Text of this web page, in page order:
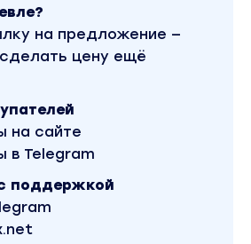
в группе:
группа в телеграме
Каждую неделю новая
Общение в группе,
тесты. Занимаетесь в
странице товара «Кирилл
реальности».
в лучшем качестве без
Скриншоты содержимого,
записи можно
на предложение —
цену ещё
на сайте
в Telegram
поддержкой